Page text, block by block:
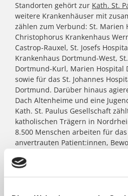
Standorten gehört zur Kath. St.
weitere Krankenhäuser mit
zählen zum Verbund: St. Marien
Christophorus Krankenhaus
Castrop-Rauxel, St. Josefs
Krankenhaus Dortmund-West,
Dortmund-Kurl, Marien Hospital
sowie für das St. Johannes
Dortmund. Darüber hinaus
Dach Altenheime und eine
Kath. St. Paulus Gesellschaft
katholischen Trägern in
8.500 Menschen arbeiten für
anvertrauten Patient:innen,